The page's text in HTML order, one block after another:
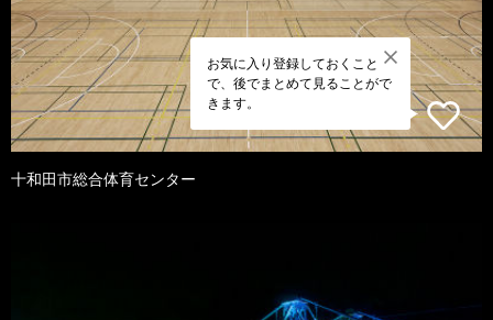
お気に入り登録しておくこと
で、後でまとめて見ることがで
きます。
十和田市総合体育センター